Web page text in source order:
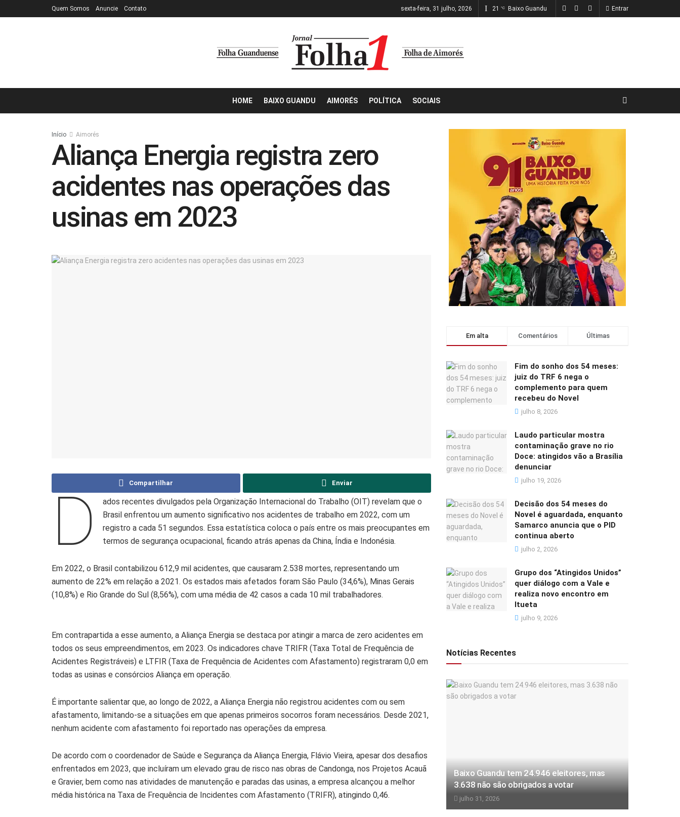
Quem Somos Anuncie Contato sexta-feira, 31 julho, 2026 21 °C Baixo Guandu Entrar
HOME BAIXO GUANDU AIMORÉS POLÍTICA SOCIAIS
Início Aimorés
Aliança Energia registra zero
acidentes nas operações das
usinas em 2023
Compartilhar Enviar
D
ados recentes divulgados pela Organização Internacional do Trabalho (OIT) revelam que o
Brasil enfrentou um aumento significativo nos acidentes de trabalho em 2022, com um
registro a cada 51 segundos. Essa estatística coloca o país entre os mais preocupantes em
termos de segurança ocupacional, ficando atrás apenas da China, Índia e Indonésia.
Em 2022, o Brasil contabilizou 612,9 mil acidentes, que causaram 2.538 mortes, representando um
aumento de 22% em relação a 2021. Os estados mais afetados foram São Paulo (34,6%), Minas Gerais
(10,8%) e Rio Grande do Sul (8,56%), com uma média de 42 casos a cada 10 mil trabalhadores.
Em contrapartida a esse aumento, a Aliança Energia se destaca por atingir a marca de zero acidentes em
todos os seus empreendimentos, em 2023. Os indicadores chave TRIFR (Taxa Total de Frequência de
Acidentes Registráveis) e LTFIR (Taxa de Frequência de Acidentes com Afastamento) registraram 0,0 em
todas as usinas e consórcios Aliança em operação.
É importante salientar que, ao longo de 2022, a Aliança Energia não registrou acidentes com ou sem
afastamento, limitando-se a situações em que apenas primeiros socorros foram necessários. Desde 2021,
nenhum acidente com afastamento foi reportado nas operações da empresa.
De acordo com o coordenador de Saúde e Segurança da Aliança Energia, Flávio Vieira, apesar dos desafios
enfrentados em 2023, que incluíram um elevado grau de risco nas obras de Candonga, nos Projetos Acauã
e Gravier, bem como nas atividades de manutenção e paradas das usinas, a empresa alcançou a melhor
média histórica na Taxa de Frequência de Incidentes com Afastamento (TRIFR), atingindo 0,46.
Em alta Comentários Últimas
Fim do sonho dos 54 meses:
juiz do TRF 6 nega o
complemento para quem
recebeu do Novel
julho 8, 2026
Laudo particular mostra
contaminação grave no rio
Doce: atingidos vão a Brasília
denunciar
julho 19, 2026
Decisão dos 54 meses do
Novel é aguardada, enquanto
Samarco anuncia que o PID
continua aberto
julho 2, 2026
Grupo dos “Atingidos Unidos”
quer diálogo com a Vale e
realiza novo encontro em
Itueta
julho 9, 2026
Notícias Recentes
Baixo Guandu tem 24.946 eleitores, mas
3.638 não são obrigados a votar
julho 31, 2026